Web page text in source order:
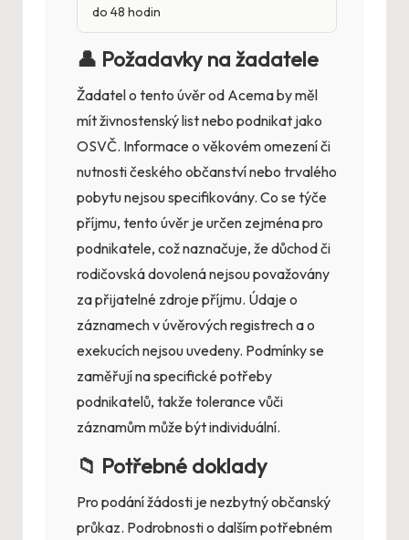
do 48 hodin
👤 Požadavky na žadatele
Žadatel o tento úvěr od Acema by měl
mít živnostenský list nebo podnikat jako
OSVČ. Informace o věkovém omezení či
nutnosti českého občanství nebo trvalého
pobytu nejsou specifikovány. Co se týče
příjmu, tento úvěr je určen zejména pro
podnikatele, což naznačuje, že důchod či
rodičovská dovolená nejsou považovány
za přijatelné zdroje příjmu. Údaje o
záznamech v úvěrových registrech a o
exekucích nejsou uvedeny. Podmínky se
zaměřují na specifické potřeby
podnikatelů, takže tolerance vůči
záznamům může být individuální.
📁 Potřebné doklady
Pro podání žádosti je nezbytný občanský
průkaz. Podrobnosti o dalším potřebném